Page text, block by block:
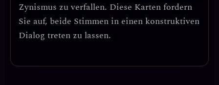
Zynismus zu verfallen. Diese Karten fordern
Sie auf, beide Stimmen in einen konstruktiven
Dialog treten zu lassen.